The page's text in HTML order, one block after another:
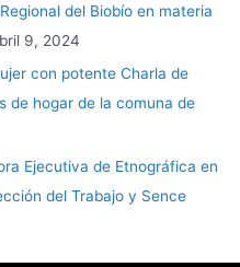
del Biobío en materia
9, 2024
con potente Charla de
de hogar de la comuna de
Ejecutiva de Etnográfica en
del Trabajo y Sence